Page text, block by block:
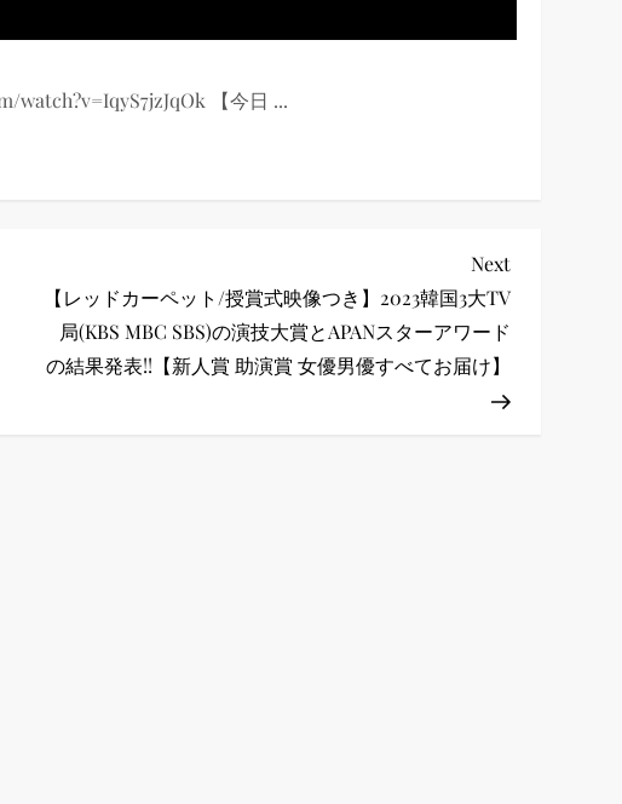
watch?v=IqyS7jzJqOk 【今日 ...
Next
Post
Next
【レッドカーペット/授賞式映像つき】2023韓国3大TV
局(KBS MBC SBS)の演技大賞とAPANスターアワード
の結果発表!!【新人賞 助演賞 女優男優すべてお届け】